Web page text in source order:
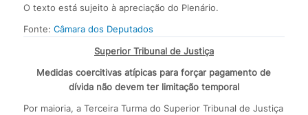
O texto está sujeito à apreciação do Plenário.
Fonte: Câmara dos Deputados
Superior Tribunal de Justiça
Medidas coercitivas atípicas para forçar pagamento de
dívida não devem ter limitação temporal
Por maioria, a Terceira Turma do Superior Tribunal de Justiça